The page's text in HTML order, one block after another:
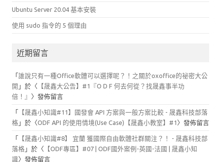
Ubuntu Server 20.04 基本安裝
使用 sudo 指令的 5 個理由
近期留言
「 誰說只有一種Office軟體可以選擇呢？！之關於oxoffice的祕密大公
開 」於〈 【晟鑫大公告】#1『O D F 何去何從？找晟鑫事半功
倍！』 〉發佈留言
「
【晟鑫小知識#11】國發會 API 方案與一般方案比較 - 晟鑫科技部落
格 」於〈ODF API 的使用情境(Use Case)【晟鑫小教室】#1 〉發佈留言
「
【晟鑫小知識#8】 宜蘭 獲國際自由軟體社群關注？！ - 晟鑫科技部
落格 」於〈 【ODF專區】#07 | ODF國外案例-英國-法國 | 晟鑫小知
識〉發佈留言